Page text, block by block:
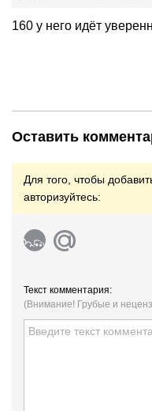
160 у него идёт
Оставить
Для того, чтобы
авторизуйтесь:
Текст комментария:
(Внимание! Грубые и